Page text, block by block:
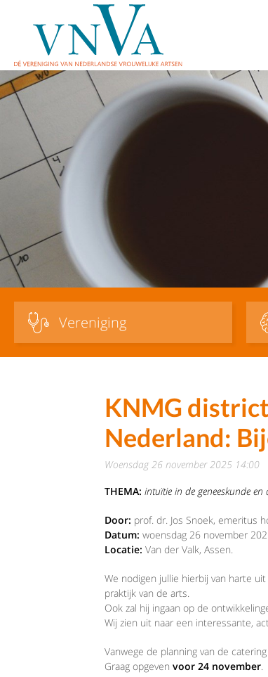
Vereniging
KNMG
Nederland:
woensdag 26 november 2025 14:00
THEMA: intuïtie in de geneeskunde
Door: prof. dr. Jos Snoek, emeritus
Datum: woensdag 26 november
Locatie: Van der Valk, Assen.
We nodigen jullie hierbij van harte
praktijk van de arts.
Ook zal hij ingaan op de
Wij zien uit naar een interessante,
Vanwege de planning van de
Graag opgeven voor 24 november.